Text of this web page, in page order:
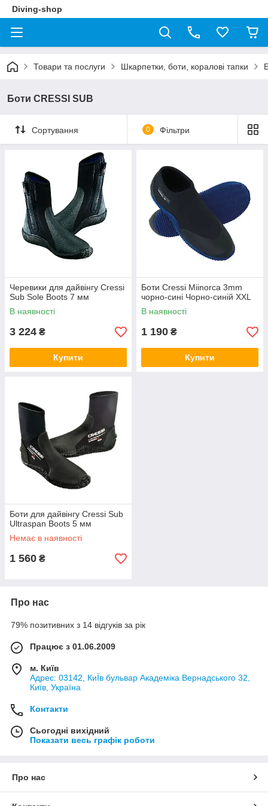
Diving-shop
Товари та послуги Шкарпетки, боти, коралові тапки
Боти CRESSI SUB
Сортування 0 Фільтри
Черевики для дайвінгу Cressi
Sub Sole Boots 7 мм
В наявності
3 224 ₴
Купити
Боти Cressi Miinorca 3mm
чорно-сині Чорно-синій XXL
В наявності
1 190 ₴
Купити
Боти для дайвінгу Cressi Sub
Ultraspan Boots 5 мм
Немає в наявності
1 560 ₴
Про нас
79% позитивних з 14 відгуків за рік
Працює з 01.06.2009
м. Київ
Адрес: 03142, КиЇв бульвар Академіка Вернадського 32,
Київ, Україна
Контакти
Сьогодні вихідний
Показати весь графік роботи
Про нас